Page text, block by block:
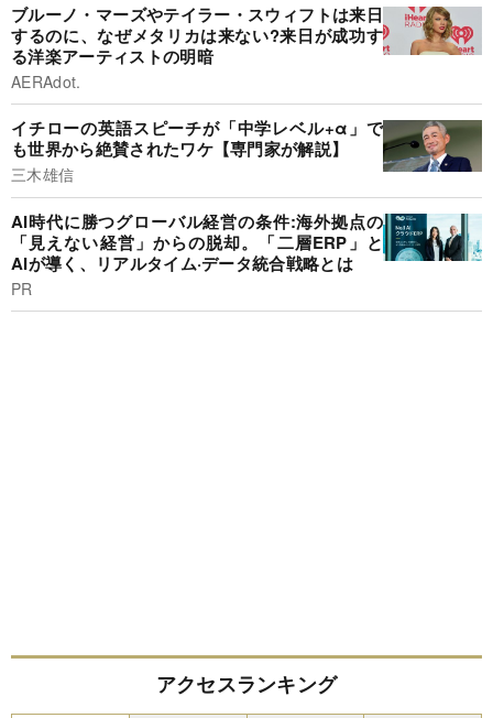
ブルーノ・マーズやテイラー・スウィフトは来日
するのに、なぜメタリカは来ない?来日が成功す
る洋楽アーティストの明暗
AERAdot.
イチローの英語スピーチが「中学レベル+α」で
も世界から絶賛されたワケ【専門家が解説】
三木雄信
AI時代に勝つグローバル経営の条件:海外拠点の
「見えない経営」からの脱却。「二層ERP」と
AIが導く、リアルタイム·データ統合戦略とは
PR
アクセスランキング